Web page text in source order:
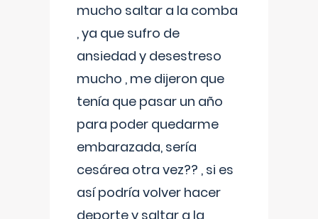
mucho saltar a la comba
, ya que sufro de
ansiedad y desestreso
mucho , me dijeron que
tenía que pasar un año
para poder quedarme
embarazada, sería
cesárea otra vez?? , si es
así podría volver hacer
deporte y saltar a la